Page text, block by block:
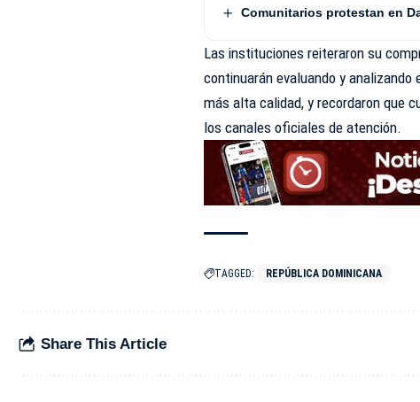
Comunitarios protestan en
Las instituciones reiteraron su
continuarán evaluando y
más alta calidad, y recordaron que
los canales oficiales de atención.
TAGGED: REPÚBLICA DOMINICANA
Share This Article